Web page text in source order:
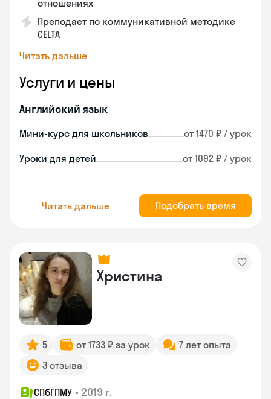
отношениях
Преподает по коммуникативной методике
CELTA
Читать дальше
Услуги и цены
Английский язык
Мини-курс для школьников от 1470 ₽ / урок
Уроки для детей от 1092 ₽ / урок
Читать дальше Подобрать время
Христина
5 от 1733 ₽ за урок
7 лет опыта
3 отзыва
СПбГПМУ • 2019 г.